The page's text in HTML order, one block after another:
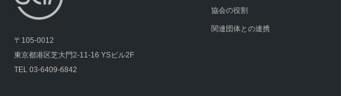
〒105-0012
東京都港区芝大門2-11-16 YSビル2F
TEL 03-6409-6842
協会の役割
関連団体との連携